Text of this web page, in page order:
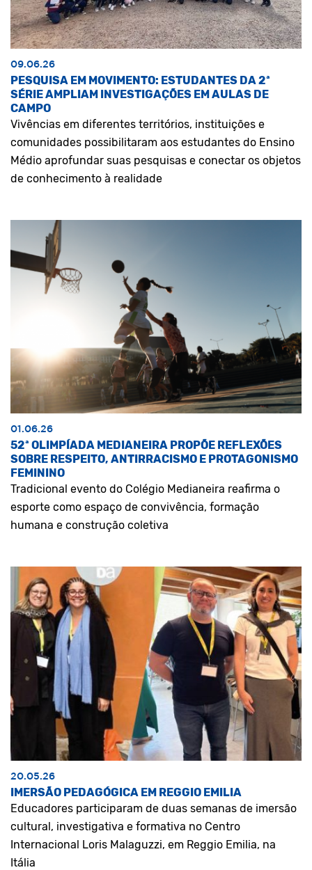
09.06.26
PESQUISA EM MOVIMENTO: ESTUDANTES DA 2ª
SÉRIE AMPLIAM INVESTIGAÇÕES EM AULAS DE
CAMPO
Vivências em diferentes territórios, instituições e
comunidades possibilitaram aos estudantes do Ensino
Médio aprofundar suas pesquisas e conectar os objetos
de conhecimento à realidade
01.06.26
52ª OLIMPÍADA MEDIANEIRA PROPÕE REFLEXÕES
SOBRE RESPEITO, ANTIRRACISMO E PROTAGONISMO
FEMININO
Tradicional evento do Colégio Medianeira reafirma o
esporte como espaço de convivência, formação
humana e construção coletiva
20.05.26
IMERSÃO PEDAGÓGICA EM REGGIO EMILIA
Educadores participaram de duas semanas de imersão
cultural, investigativa e formativa no Centro
Internacional Loris Malaguzzi, em Reggio Emilia, na
Itália